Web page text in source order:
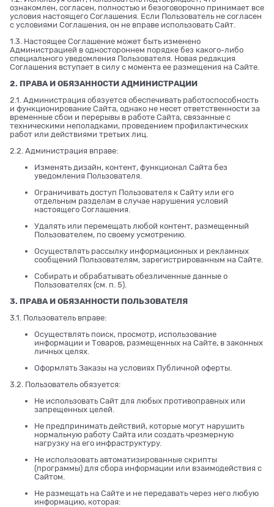
ознакомлен, согласен, полностью и безоговорочно принимает все
условия настоящего Соглашения. Если Пользователь не согласен
с условиями Соглашения, он не вправе использовать Сайт.
1.3. Настоящее Соглашение может быть изменено
Администрацией в одностороннем порядке без какого-либо
специального уведомления Пользователя. Новая редакция
Соглашения вступает в силу с момента ее размещения на Сайте.
2. ПРАВА И ОБЯЗАННОСТИ АДМИНИСТРАЦИИ
2.1. Администрация обязуется обеспечивать работоспособность
и функционирование Сайта, однако не несет ответственности за
временные сбои и перерывы в работе Сайта, связанные с
техническими неполадками, проведением профилактических
работ или действиями третьих лиц.
2.2. Администрация вправе:
Изменять дизайн, контент, функционал Сайта без
уведомления Пользователя.
Ограничивать доступ Пользователя к Сайту или его
отдельным разделам в случае нарушения условий
настоящего Соглашения.
Удалять или перемещать любой контент, размещенный
Пользователем, по своему усмотрению.
Осуществлять рассылку информационных и рекламных
сообщений Пользователям, зарегистрированным на Сайте.
Собирать и обрабатывать обезличенные данные о
Пользователях (см. п. 5).
3. ПРАВА И ОБЯЗАННОСТИ ПОЛЬЗОВАТЕЛЯ
3.1. Пользователь вправе:
Осуществлять поиск, просмотр, использование
информации и Товаров, размещенных на Сайте, в законных
личных целях.
Оформлять Заказы на условиях Публичной оферты.
3.2. Пользователь обязуется:
Не использовать Сайт для любых противоправных или
запрещенных целей.
Не предпринимать действий, которые могут нарушить
нормальную работу Сайта или создать чрезмерную
нагрузку на его инфраструктуру.
Не использовать автоматизированные скрипты
(программы) для сбора информации или взаимодействия с
Сайтом.
Не размещать на Сайте и не передавать через него любую
информацию, которая: